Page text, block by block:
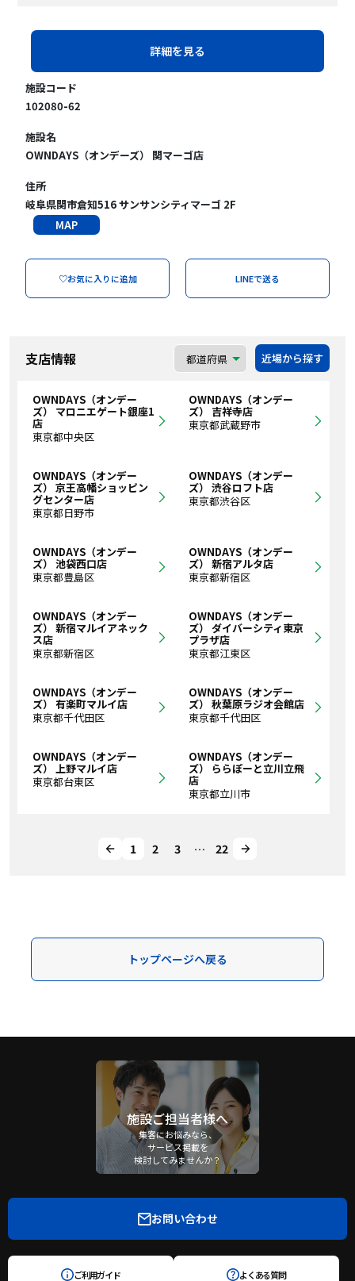
詳細を見る
施設コード
102080-62
施設名
OWNDAYS（オンデーズ） 関マーゴ店
住所
岐阜県関市倉知516 サンサンシティマーゴ 2F
MAP
♡お気に入りに追加 LINEで送る
支店情報 近場から探す
OWNDAYS（オンデー
ズ） マロニエゲート銀座1
店
東京都中央区
OWNDAYS（オンデー
ズ） 吉祥寺店
東京都武蔵野市
OWNDAYS（オンデー
ズ） 京王高幡ショッピン
グセンター店
東京都日野市
OWNDAYS（オンデー
ズ） 渋谷ロフト店
東京都渋谷区
OWNDAYS（オンデー
ズ） 池袋西口店
東京都豊島区
OWNDAYS（オンデー
ズ） 新宿アルタ店
東京都新宿区
OWNDAYS（オンデー
ズ） 新宿マルイアネック
ス店
東京都新宿区
OWNDAYS（オンデー
ズ） ダイバーシティ東京
プラザ店
東京都江東区
OWNDAYS（オンデー
ズ） 有楽町マルイ店
東京都千代田区
OWNDAYS（オンデー
ズ） 秋葉原ラジオ会館店
東京都千代田区
OWNDAYS（オンデー
ズ） 上野マルイ店
東京都台東区
OWNDAYS（オンデー
ズ） ららぽーと立川立飛
店
東京都立川市
1 2 3 … 22
トップページへ戻る
施設ご担当者様へ
集客にお悩みなら、
サービス掲載を
検討してみませんか？
お問い合わせ
ご利用ガイド よくある質問